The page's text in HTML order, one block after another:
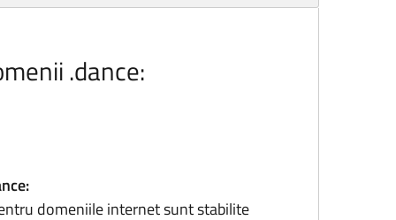
.dance:
domeniile internet sunt stabilite